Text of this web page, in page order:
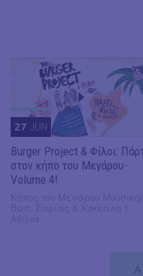
27 JUN
Burger Project & Φίλοι:
στον κήπο του Μεγάρου-
Volume 4!